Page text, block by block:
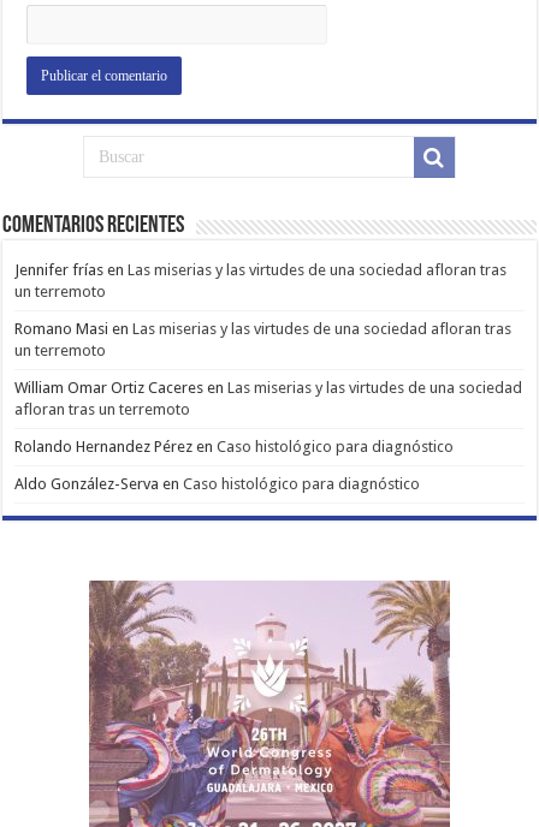
Comentarios Recientes
Jennifer frías enLas miserias y las virtudes de una sociedad afloran tras
un terremoto
Romano Masi enLas miserias y las virtudes de una sociedad afloran tras
un terremoto
William Omar Ortiz Caceres enLas miserias y las virtudes de una sociedad
afloran tras un terremoto
Rolando Hernandez Pérez enCaso histológico para diagnóstico
Aldo González-Serva enCaso histológico para diagnóstico